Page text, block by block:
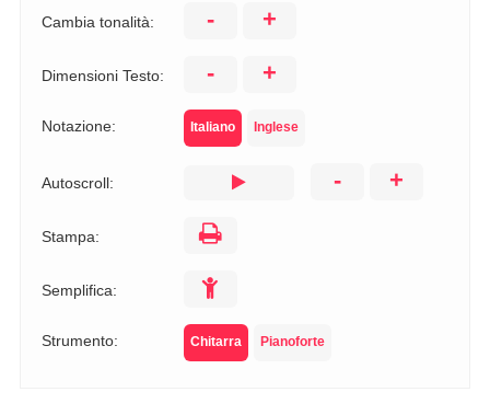
Cambia tonalità: - +
Dimensioni Testo: - +
Notazione: Italiano Inglese
Autoscroll: - +
Stampa:
Semplifica:
Strumento: Chitarra Pianoforte